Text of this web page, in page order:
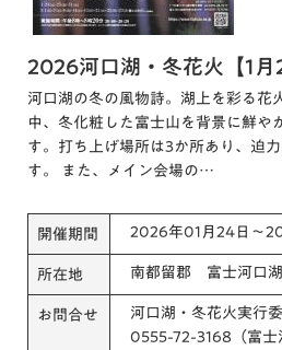
2026河口湖・冬花火【1月
河口湖の冬の風物詩。湖上を彩る花
中、冬化粧した富士山を背景に鮮や
す。打ち上げ場所は3か所あり、迫
す。 また、メイン会場の…
開催期間 2026年01月24日～
所在地 南都留郡 富士河口
お問合せ
河口湖・冬花火実行
0555-72-3168（富士